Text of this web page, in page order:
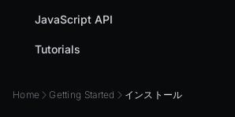
Home Getting Started インストール
Wonderland Editor
Components
JavaScript API
I18N
PrefabGLTF
Tutorials
Background Effect